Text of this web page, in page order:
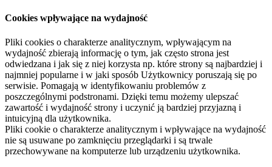
Cookies wpływające na wydajność
Pliki cookies o charakterze analitycznym, wpływającym na
wydajność zbierają informację o tym, jak często strona jest
odwiedzana i jak się z niej korzysta np. które strony są najbardziej i
najmniej popularne i w jaki sposób Użytkownicy poruszają się po
serwisie. Pomagają w identyfikowaniu problemów z
poszczególnymi podstronami. Dzięki temu możemy ulepszać
zawartość i wydajność strony i uczynić ją bardziej przyjazną i
intuicyjną dla użytkownika.
Pliki cookie o charakterze analitycznym i wpływające na wydajność
nie są usuwane po zamknięciu przeglądarki i są trwale
przechowywane na komputerze lub urządzeniu użytkownika.